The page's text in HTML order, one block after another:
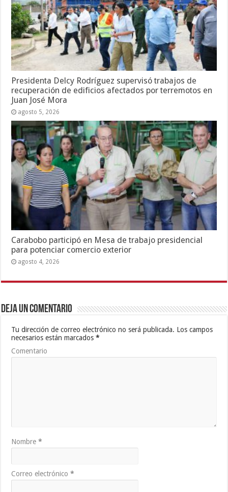
Presidenta Delcy Rodríguez supervisó trabajos de
recuperación de edificios afectados por terremotos en
Juan José Mora
agosto 5, 2026
Carabobo participó en Mesa de trabajo presidencial
para potenciar comercio exterior
agosto 4, 2026
Deja un comentario
Tu dirección de correo electrónico no será publicada. Los campos
necesarios están marcados*
Comentario
Nombre*
Correo electrónico*